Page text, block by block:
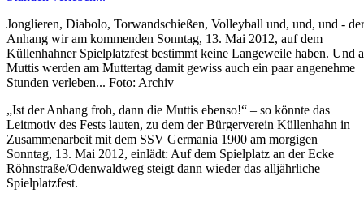
Jonglieren, Diabolo, Torwandschießen, Volleyball und, und, und - der
Anhang wir am kommenden Sonntag, 13. Mai 2012, auf dem
Küllenhahner Spielplatzfest bestimmt keine Langeweile haben. Und
Muttis werden am Muttertag damit gewiss auch ein paar angenehme
Stunden verleben... Foto: Archiv
„Ist der Anhang froh, dann die Muttis ebenso!“ – so könnte das
Leitmotiv des Fests lauten, zu dem der Bürgerverein Küllenhahn in
Zusammenarbeit mit dem SSV Germania 1900 am morgigen
Sonntag, 13. Mai 2012, einlädt: Auf dem Spielplatz an der Ecke
Röhnstraße/Odenwaldweg steigt dann wieder das alljährliche
Spielplatzfest.